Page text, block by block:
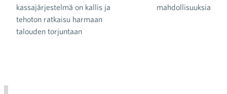
Artikkelien selaus
kassajärjestelmä on kallis ja
tehoton ratkaisu harmaan
talouden torjuntaan
mahdollisuuksia